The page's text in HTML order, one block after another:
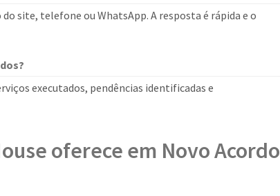
site, telefone ou WhatsApp. A resposta é rápida e o
executados, pendências identificadas e
oferece em Novo Acordo